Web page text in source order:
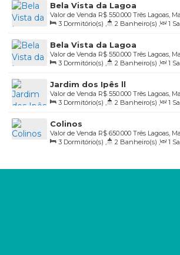
Bela Vista da Lagoa
R$ 550.000
Valor de Venda
Três Lagoas,
3 Dormitório(s) , 2 Banheiro(s) , 1
Total: 183.20m² , 2 Vaga(s) , Útil: 102.33
Bela Vista da Lagoa
R$ 550.000
Valor de Venda
Três Lagoas,
3 Dormitório(s) , 2 Banheiro(s) , 1
Total: 183.20m² , 2 Vaga(s) , Útil: 101.78
Jardim dos Ipês ll
R$ 550.000
Valor de Venda
Três Lagoas,
3 Dormitório(s) , 2 Banheiro(s) , 1
Vaga(s) , Útil: 110.00m²
Colinos
R$ 650.000
Valor de Venda
Três Lagoas,
3 Dormitório(s) , 2 Banheiro(s) , 1